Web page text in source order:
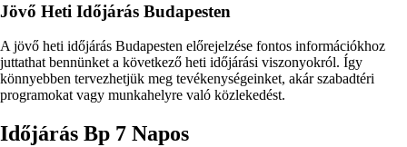
Jövő Heti Időjárás Budapesten
A jövő heti időjárás Budapesten előrejelzése fontos információkhoz
juttathat bennünket a következő heti időjárási viszonyokról. Így
könnyebben tervezhetjük meg tevékenységeinket, akár szabadtéri
programokat vagy munkahelyre való közlekedést.
Időjárás Bp 7 Napos